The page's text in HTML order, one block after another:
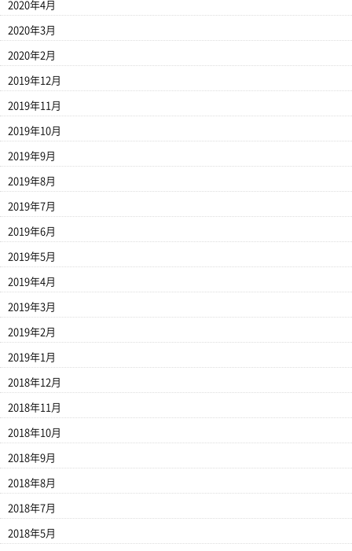
2020年4月
2020年3月
2020年2月
2019年12月
2019年11月
2019年10月
2019年9月
2019年8月
2019年7月
2019年6月
2019年5月
2019年4月
2019年3月
2019年2月
2019年1月
2018年12月
2018年11月
2018年10月
2018年9月
2018年8月
2018年7月
2018年5月